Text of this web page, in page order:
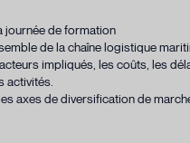
journée de formation
de la chaîne logistique
impliqués, les coûts, les
activités.
axes de diversification de